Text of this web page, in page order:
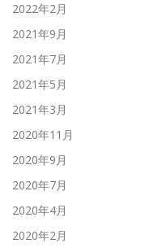
2022年2月
2021年9月
2021年7月
2021年5月
2021年3月
2020年11月
2020年9月
2020年7月
2020年4月
2020年2月